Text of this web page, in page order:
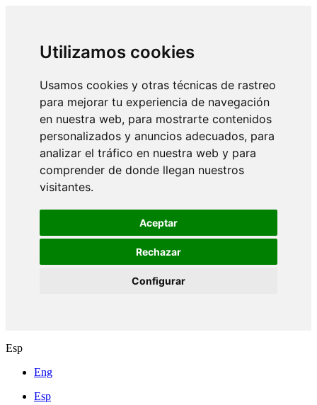
Utilizamos cookies
Usamos cookies y otras técnicas de rastreo
para mejorar tu experiencia de navegación
en nuestra web, para mostrarte contenidos
personalizados y anuncios adecuados, para
analizar el tráfico en nuestra web y para
comprender de donde llegan nuestros
visitantes.
Aceptar
Rechazar
Configurar
Esp
Eng
Esp